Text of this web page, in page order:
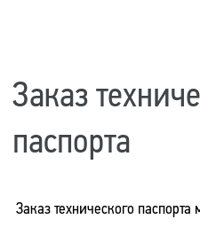
Заказ
паспорта
Заказ технического